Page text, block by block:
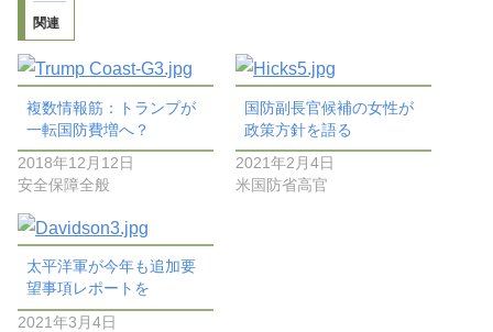
関連
複数情報筋：トランプが
一転国防費増へ？
2018年12月12日
安全保障全般
国防副長官候補の女性が
政策方針を語る
2021年2月4日
米国防省高官
太平洋軍が今年も追加要
望事項レポートを
2021年3月4日